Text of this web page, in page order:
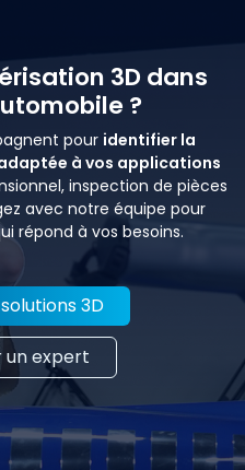
3D dans
?
pour identifier la
à vos applications
inspection de pièces
avec notre équipe pour
répond à vos besoins.
3D
expert